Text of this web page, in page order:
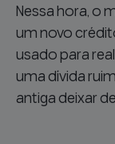
Nessa hora, o
um novo
usado para
uma dívida
antiga deixar